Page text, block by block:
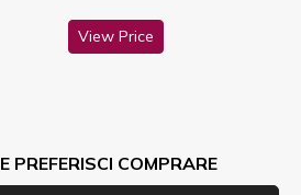
View Price
PREFERISCI COMPRARE